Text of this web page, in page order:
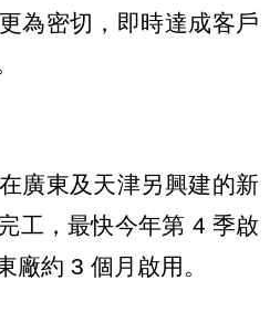
為密切，即時達成客戶
廣東及天津另興建的新
工，最快今年第 4 季啟
廠約 3 個月啟用。